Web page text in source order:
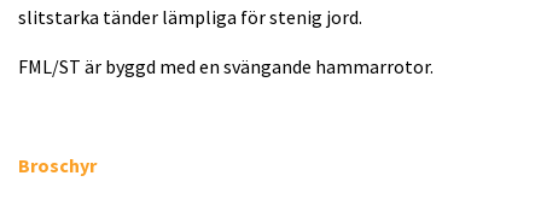
slitstarka tänder lämpliga för stenig jord.
FML/ST är byggd med en svängande hammarrotor.
Broschyr